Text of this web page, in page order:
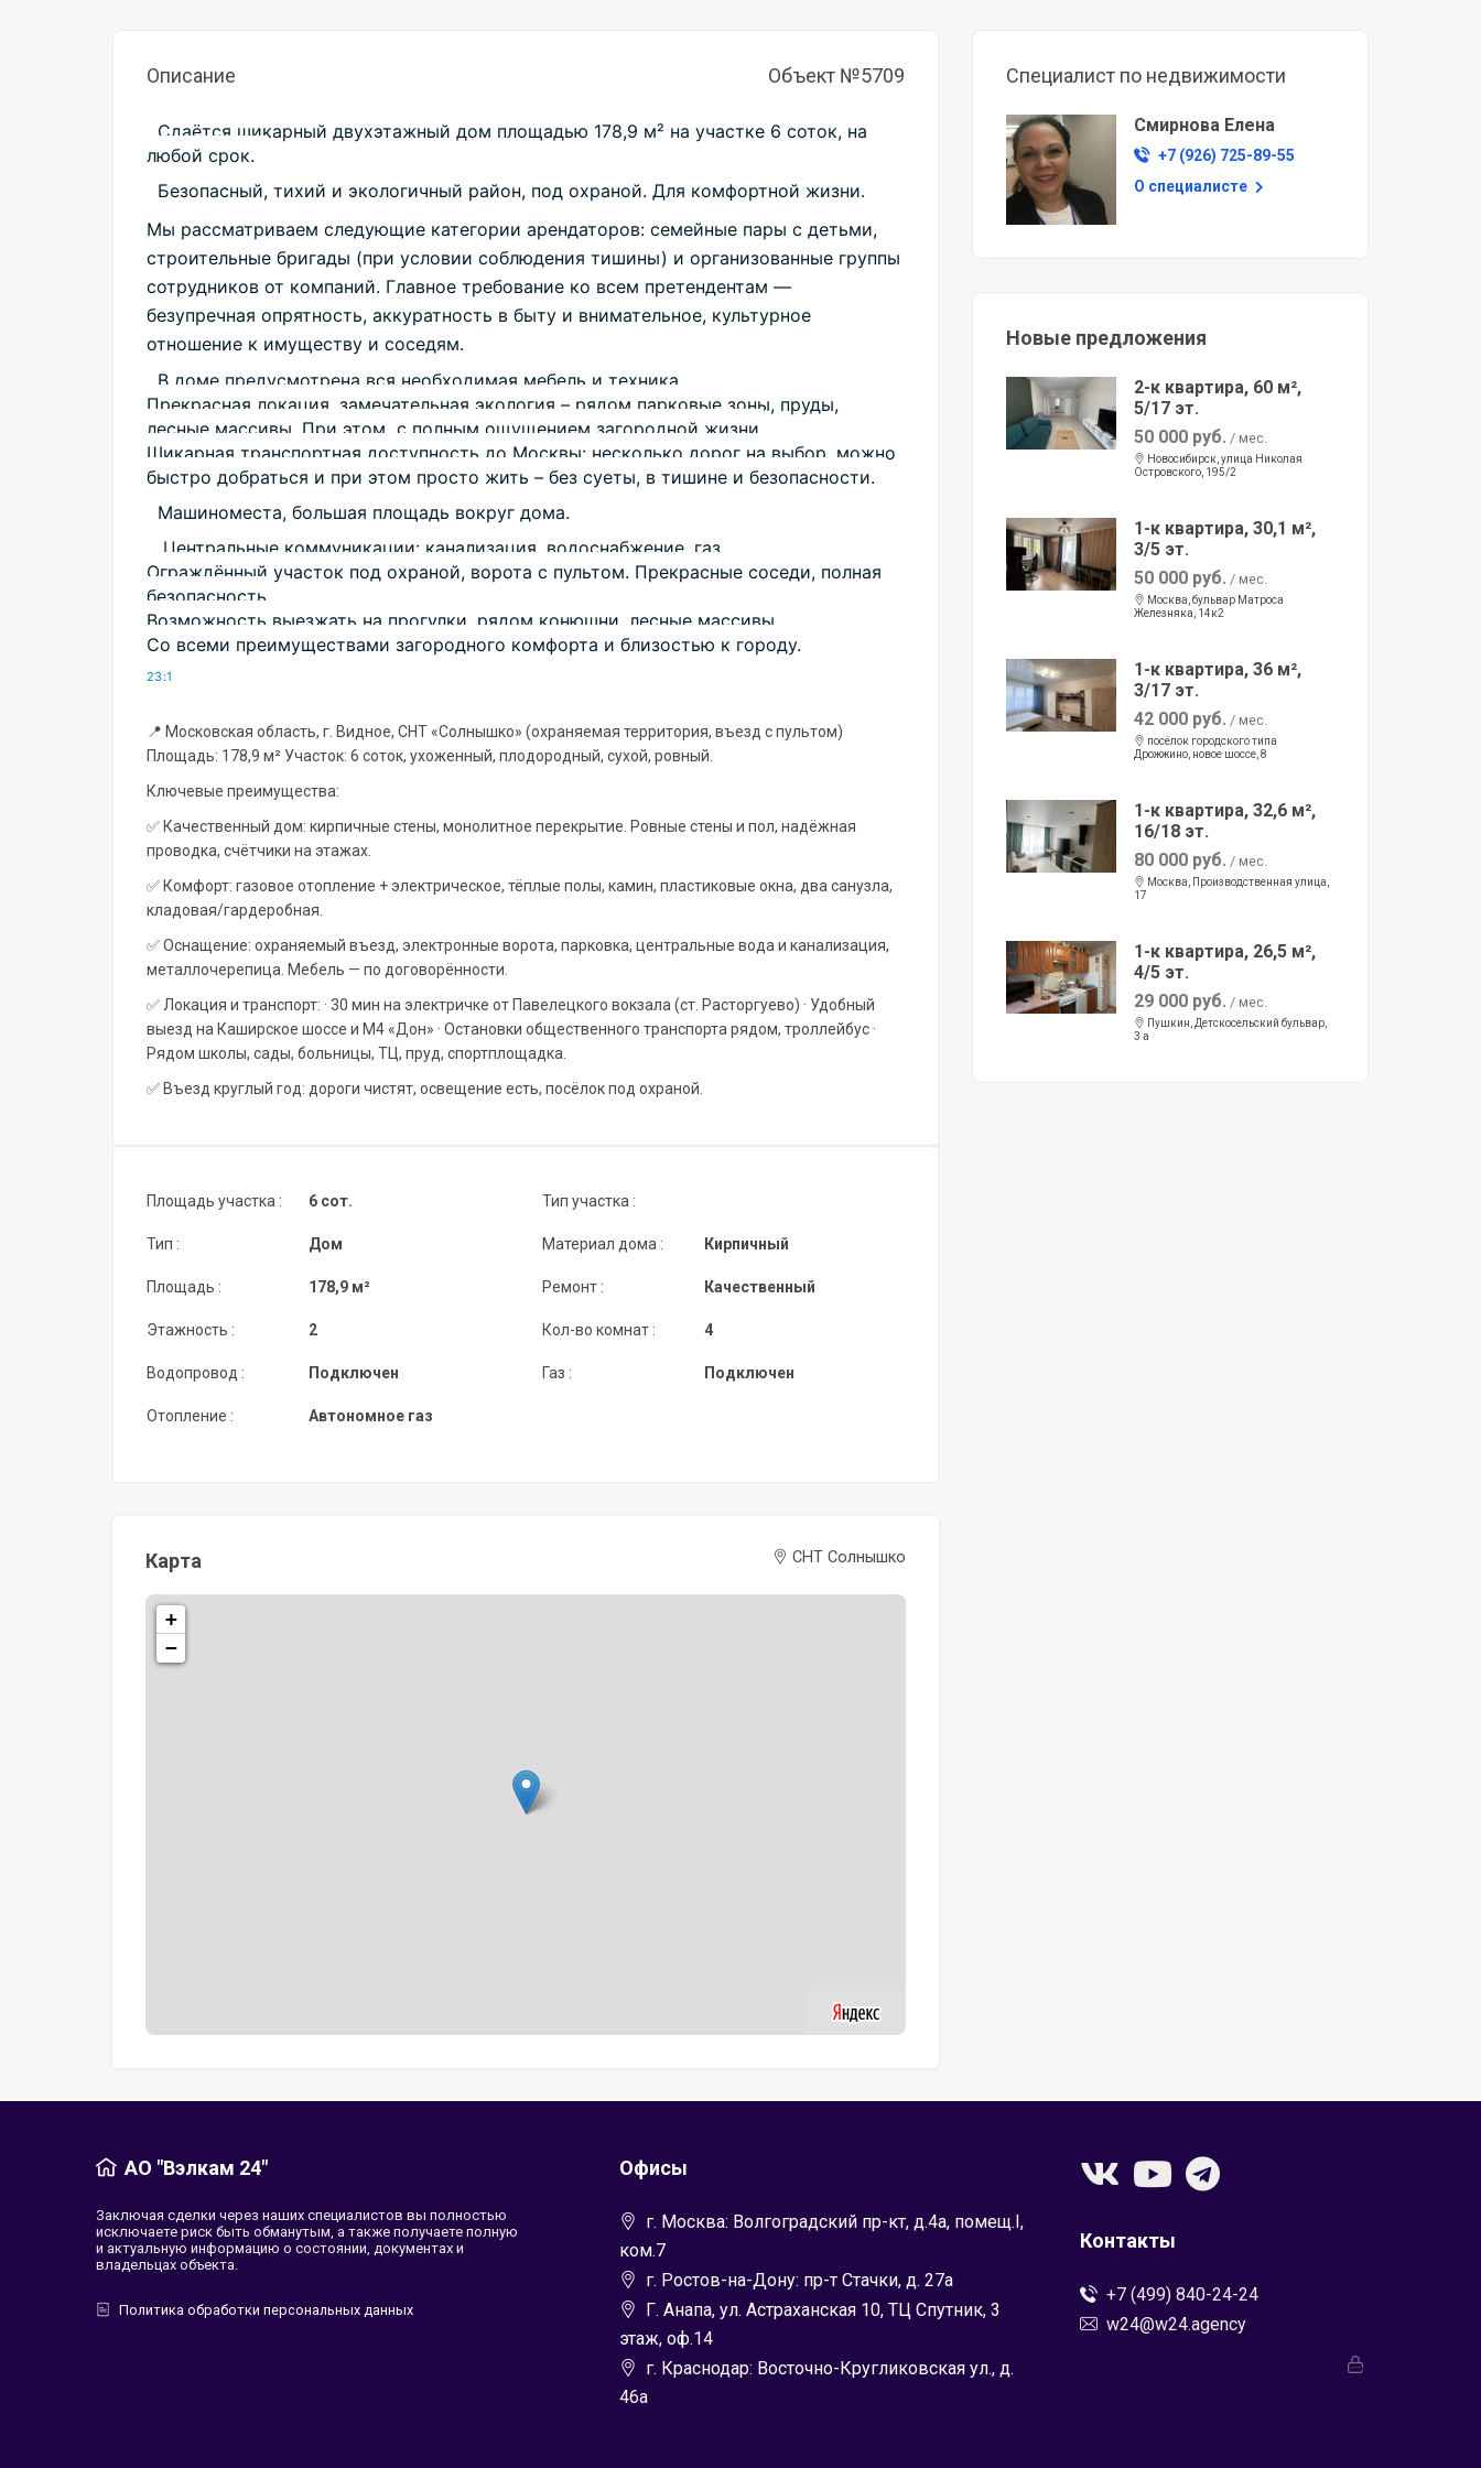
Описание Объект №5709
Сдаётся шикарный двухэтажный дом площадью 178,9 м² на участке 6 соток, на
любой срок.
Безопасный, тихий и экологичный район, под охраной. Для комфортной жизни.
Мы рассматриваем следующие категории арендаторов: семейные пары с детьми,
строительные бригады (при условии соблюдения тишины) и организованные группы
сотрудников от компаний. Главное требование ко всем претендентам —
безупречная опрятность, аккуратность в быту и внимательное, культурное
отношение к имуществу и соседям.
В доме предусмотрена вся необходимая мебель и техника.
Прекрасная локация, замечательная экология – рядом парковые зоны, пруды,
лесные массивы. При этом  с полным ощущением загородной жизни.
Шикарная транспортная доступность до Москвы: несколько дорог на выбор, можно
быстро добраться и при этом просто жить – без суеты, в тишине и безопасности.
Машиноместа, большая площадь вокруг дома.
Ограждённый участок под охраной, ворота с пультом. Прекрасные соседи, полная
безопасность
Возможность выезжать на прогулки, рядом конюшни, лесные массивы.
Со всеми преимуществами загородного комфорта и близостью к городу.
23:1
📍 Московская область, г. Видное, СНТ «Солнышко» (охраняемая территория, въезд с пультом)
Площадь: 178,9 м² Участок: 6 соток, ухоженный, плодородный, сухой, ровный.
Ключевые преимущества:
✅ Качественный дом: кирпичные стены, монолитное перекрытие. Ровные стены и пол, надёжная
проводка, счётчики на этажах.
✅ Комфорт: газовое отопление + электрическое, тёплые полы, камин, пластиковые окна, два санузла,
кладовая/гардеробная.
✅ Оснащение: охраняемый въезд, электронные ворота, парковка, центральные вода и канализация,
металлочерепица. Мебель — по договорённости.
✅ Локация и транспорт: · 30 мин на электричке от Павелецкого вокзала (ст. Расторгуево) · Удобный
выезд на Каширское шоссе и М4 «Дон» · Остановки общественного транспорта рядом, троллейбус ·
Рядом школы, сады, больницы, ТЦ, пруд, спортплощадка.
✅ Въезд круглый год: дороги чистят, освещение есть, посёлок под охраной.
Площадь участка :
Тип :
Площадь :
Этажность :
Водопровод :
Отопление :
6 сот.
Дом
178,9 м²
2
Подключен
Автономное газ
Тип участка :
Материал дома :
Ремонт :
Кол-во комнат :
Газ :
Кирпичный
Качественный
4
Подключен
Карта СНТ Солнышко
+
−
Специалист по недвижимости
Смирнова Елена
+7 (926) 725-89-55
О специалисте
Новые предложения
2-к квартира, 60 м²,
5/17 эт.
50 000 руб. / мес.
Новосибирск, улица Николая
Островского, 195/2
1-к квартира, 30,1 м²,
3/5 эт.
50 000 руб. / мес.
Москва, бульвар Матроса
Железняка, 14к2
1-к квартира, 36 м²,
3/17 эт.
42 000 руб. / мес.
посёлок городского типа
Дрожжино, новое шоссе, 8
1-к квартира, 32,6 м²,
16/18 эт.
80 000 руб. / мес.
Москва, Производственная улица,
17
1-к квартира, 26,5 м²,
4/5 эт.
29 000 руб. / мес.
Пушкин, Детскосельский бульвар,
3 а
АО "Вэлкам 24"
Заключая сделки через наших специалистов вы полностью
исключаете риск быть обманутым, а также получаете полную
и актуальную информацию о состоянии, документах и
владельцах объекта.
Политика обработки персональных данных
Офисы
г. Москва: Волгоградский пр-кт, д.4а, помещ.I,
ком.7
г. Ростов-на-Дону: пр-т Стачки, д. 27а
Г. Анапа, ул. Астраханская 10, ТЦ Спутник, 3
этаж, оф.14
г. Краснодар: Восточно-Кругликовская ул., д.
46а
Контакты
+7 (499) 840-24-24
w24@w24.agency